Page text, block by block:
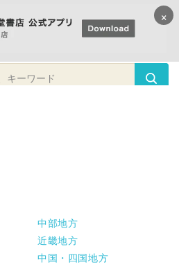
中部地方
近畿地方
中国・四国地方
×